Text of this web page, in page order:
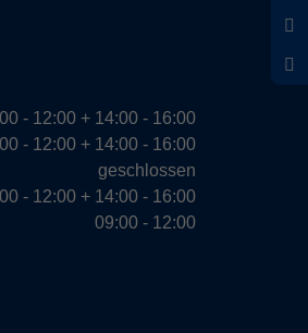
- 12:00 + 14:00 - 16:00
- 12:00 + 14:00 - 16:00
geschlossen
- 12:00 + 14:00 - 16:00
09:00 - 12:00